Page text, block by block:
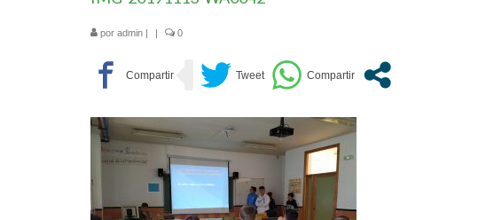
por admin | | 0